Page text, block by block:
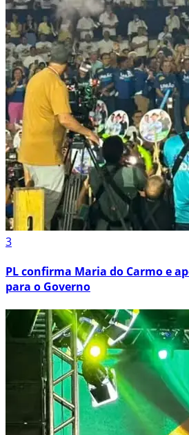
3
PL confirma Maria do Carmo e
para o Governo